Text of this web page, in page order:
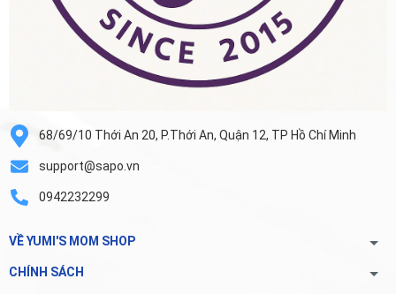
68/69/10 Thới An 20, P.Thới An, Quận 12, TP Hồ Chí Minh
support@sapo.vn
0942232299
VỀ YUMI'S MOM SHOP
CHÍNH SÁCH